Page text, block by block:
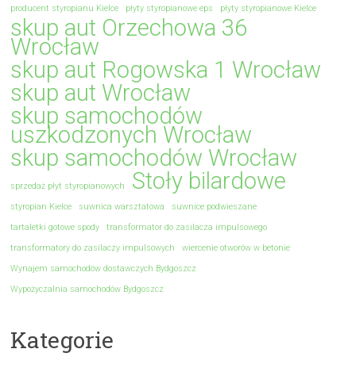
producent styropianu Kielce
płyty styropianowe eps płyty styropianowe Kielce
skup aut Orzechowa 36
Wrocław
skup aut Rogowska 1 Wrocław
skup aut Wrocław
skup samochodów
uszkodzonych Wrocław
skup samochodów Wrocław
sprzedaż płyt styropianowych Stoły bilardowe
styropian Kielce suwnica warsztatowa
suwnice podwieszane
tartaletki gotowe spody
transformator do zasilacza impulsowego
transformatory do zasilaczy impulsowych
wiercenie otworów w betonie
Wynajem samochodów dostawczych Bydgoszcz
Wypożyczalnia samochodów Bydgoszcz
Kategorie